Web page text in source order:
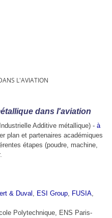
L'AVIATION
dans l'aviation
Additive métallique) - à
plan et partenaires académiques
étapes (poudre, machine,
& Duval , ESI Group, FUSIA,
Polytechnique, ENS Paris-